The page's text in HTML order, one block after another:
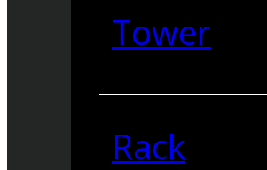
Tower
Rack